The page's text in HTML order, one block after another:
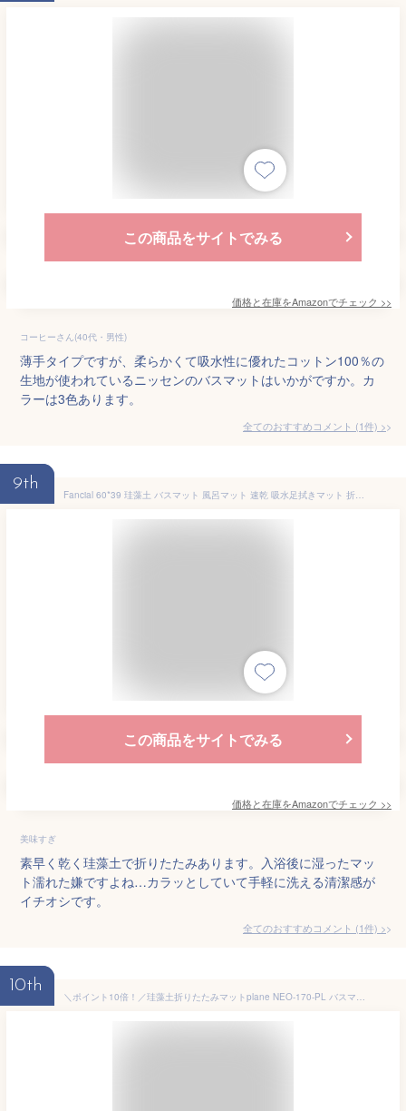
この商品をサイトでみる
価格と在庫をAmazonでチェック >>
コーヒーさん(40代・男性)
薄手タイプですが、柔らかくて吸水性に優れたコットン100％の
生地が使われているニッセンのバスマットはいかがですか。カ
ラーは3色あります。
全てのおすすめコメント (1件) >
9th
Fancial 60*39 珪藻土 バスマット 風呂マット 速乾 吸水足拭きマット 折り畳み ハード バスマット 洗える 洗面所 浴室 キッチン (60*39cm, グレー)
この商品をサイトでみる
価格と在庫をAmazonでチェック >>
美味すぎ
素早く乾く珪藻土で折りたたみあります。入浴後に湿ったマッ
ト濡れた嫌ですよね…カラッとしていて手軽に洗える清潔感が
イチオシです。
全てのおすすめコメント (1件) >
10th
＼ポイント10倍！／珪藻土折りたたみマットplane NEO-170-PL バスマット ＆NE （アンドエヌイー） エヌ・エレファント n elephant[01]